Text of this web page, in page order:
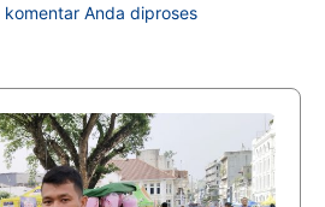
Anda diproses